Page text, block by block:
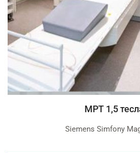
МРТ 1,5
Siemens Simfony